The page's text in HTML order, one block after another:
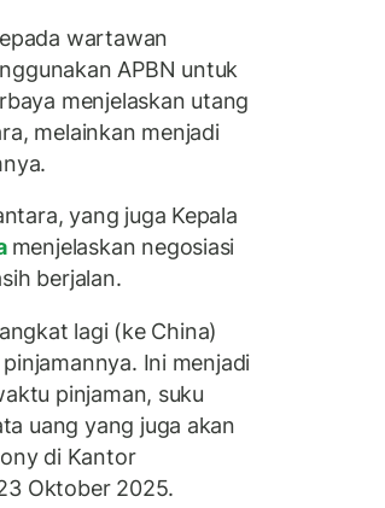
wartawan
APBN untuk
menjelaskan utang
melainkan menjadi
yang juga Kepala
menjelaskan negosiasi
berjalan.
lagi (ke China)
Ini menjadi
pinjaman, suku
uang yang juga akan
di Kantor
Oktober 2025.